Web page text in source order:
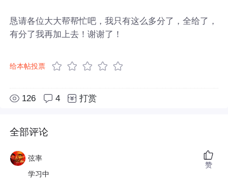
恳请各位大大帮帮忙吧，我只有这么多分了，全给了，
有分了我再加上去！谢谢了！
给本帖投票
126 4 打赏
全部评论
弦率
学习中
赞